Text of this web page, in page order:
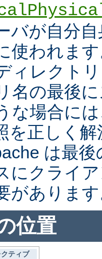
バが自分
使われま
ィレクト
名の最後
な場合に
を正しく
は最
にクライ
がありま
位置
ティブ